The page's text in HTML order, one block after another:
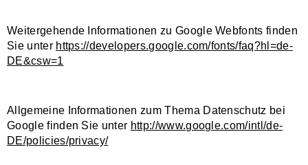
Weitergehende Informationen zu Google Webfonts finden
Sie unter https://developers.google.com/fonts/faq?hl=de-
DE&csw=1
Allgemeine Informationen zum Thema Datenschutz bei
Google finden Sie unter http://www.google.com/intl/de-
DE/policies/privacy/